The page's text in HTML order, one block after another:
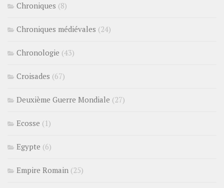
Chroniques (8)
Chroniques médiévales (24)
Chronologie (43)
Croisades (67)
Deuxième Guerre Mondiale (27)
Ecosse (1)
Egypte (6)
Empire Romain (25)